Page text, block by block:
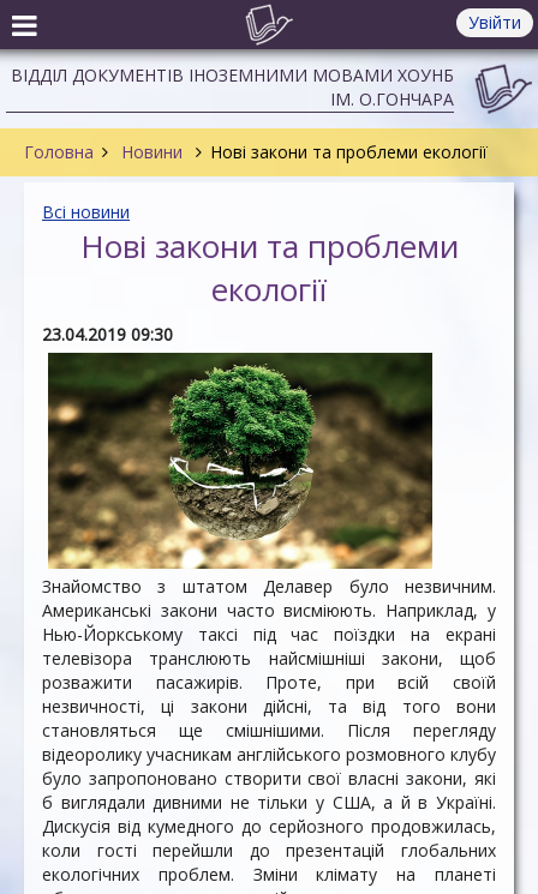
Увійти
ВІДДІЛ ДОКУМЕНТІВ ІНОЗЕМНИМИ МОВАМИ ХОУНБ
ІМ. О.ГОНЧАРА
Головна Новини Нові закони та проблеми екології
Всі новини
Нові закони та проблеми
екології
23.04.2019 09:30
Знайомство з штатом Делавер було незвичним.
Американські закони часто висміюють. Наприклад, у
Нью-Йоркському таксі під час поїздки на екрані
телевізора транслюють найсмішніші закони, щоб
розважити пасажирів. Проте, при всій своїй
незвичності, ці закони дійсні, та від того вони
становляться ще смішнішими. Після перегляду
відеоролику учасникам англійського розмовного клубу
було запропоновано створити свої власні закони, які
б виглядали дивними не тільки у США, а й в Україні.
Дискусія від кумедного до серйозного продовжилась,
коли гості перейшли до презентацій глобальних
екологічних проблем. Зміни клімату на планеті